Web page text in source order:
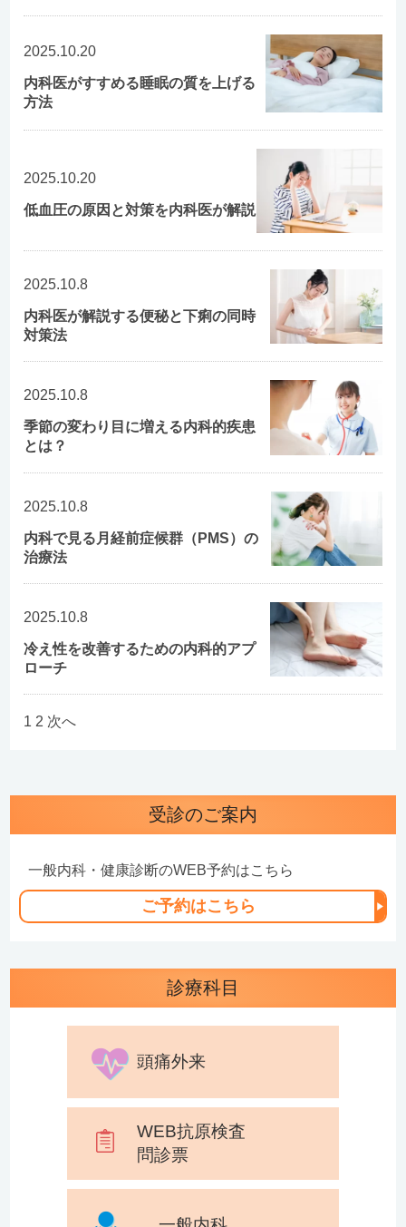
2025.10.20
内科医がすすめる睡眠の質を上げる
方法
2025.10.20
低血圧の原因と対策を内科医が解説
2025.10.8
内科医が解説する便秘と下痢の同時
対策法
2025.10.8
季節の変わり目に増える内科的疾患
とは？
2025.10.8
内科で見る月経前症候群（PMS）の
治療法
2025.10.8
冷え性を改善するための内科的アプ
ローチ
1 2 次へ
受診のご案内
一般内科・健康診断のWEB予約はこちら
ご予約はこちら
診療科目
頭痛外来
WEB抗原検査
問診票